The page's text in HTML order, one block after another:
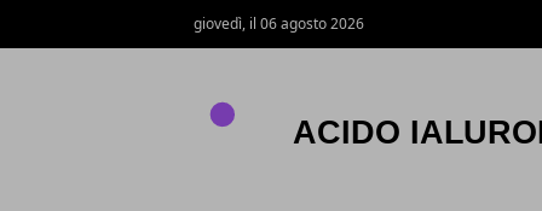
giovedì, il 06 agosto 2026